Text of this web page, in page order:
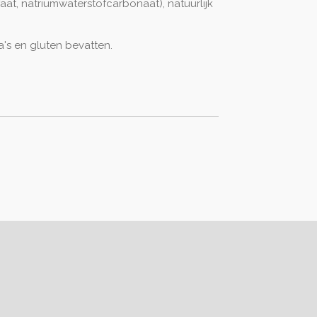
natriumwaterstofcarbonaat), natuurlijk
en gluten bevatten.